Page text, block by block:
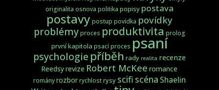
originalita osnova politika popisy postava
postavy postup povídka povídky
problémyproces produktivita prolog
první kapitola psací proces psaní
psychologie příběh rady realita recenze
Reedsyrevize Robert McKee romance
rományrozborrychlostrysy scifi scéna Shaelin